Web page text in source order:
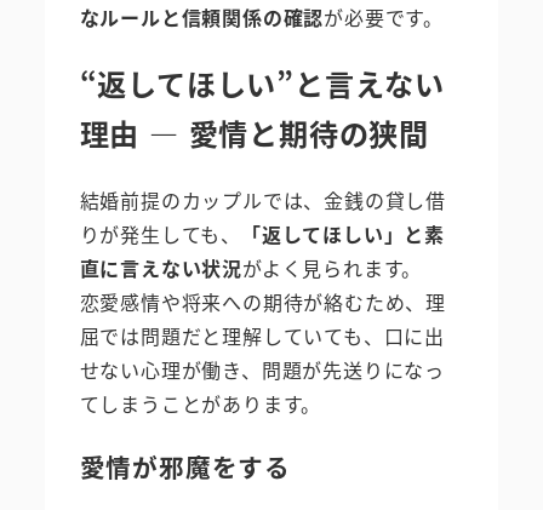
なルールと信頼関係の確認が必要です。
“返してほしい”と言えない
理由 ― 愛情と期待の狭間
結婚前提のカップルでは、金銭の貸し借
りが発生しても、
「返してほしい」と素
直に言えない状況がよく見られます。
恋愛感情や将来への期待が絡むため、理
屈では問題だと理解していても、口に出
せない心理が働き、問題が先送りになっ
てしまうことがあります。
愛情が邪魔をする